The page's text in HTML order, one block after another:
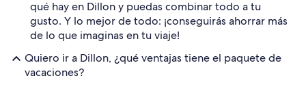
qué hay en Dillon y puedas combinar todo a tu
gusto. Y lo mejor de todo: ¡conseguirás ahorrar más
de lo que imaginas en tu viaje!
Quiero ir a Dillon, ¿qué ventajas tiene el paquete de
vacaciones?